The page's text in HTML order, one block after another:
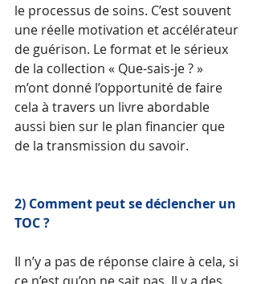
le processus de soins. C’est souvent
une réelle motivation et accélérateur
de guérison. Le format et le sérieux
de la collection « Que-sais-je ? »
m’ont donné l’opportunité de faire
cela à travers un livre abordable
aussi bien sur le plan financier que
de la transmission du savoir.
2) Comment peut se déclencher un
TOC ?
Il n’y a pas de réponse claire à cela, si